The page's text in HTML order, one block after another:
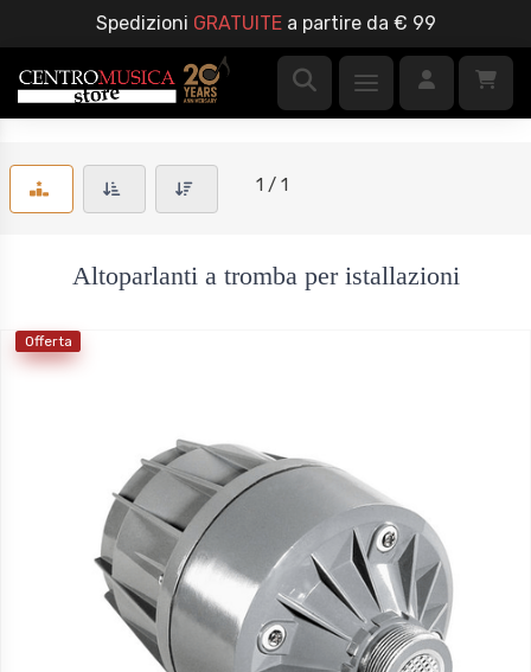
Spedizioni GRATUITEa partire da € 99
1 / 1
Altoparlanti a tromba per istallazioni
Offerta